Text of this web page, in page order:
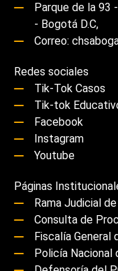
Parque de la 93
- Bogotá D.C,
Correo:
Redes sociales
Tik-Tok Casos
Tik-tok
Facebook
Instagram
Youtube
Páginas
Rama Judicial
Consulta de
Fiscalía General
Policía Nacional